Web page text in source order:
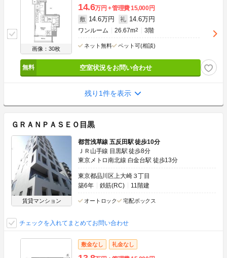
画像：30枚
14.6万円 管理費15,000円
敷 14.6万円 礼 14.6万円
ワンルーム 26.67m2 3階
ネット無料 ペット可(相談)
空室状況をお問い合わせ
残り1件を表示
ＧＲＡＮＰＡＳＥＯ目黒
賃貸マンション
都営浅草線 五反田駅 徒歩10分
ＪＲ山手線 目黒駅 徒歩8分
東京メトロ南北線 白金台駅 徒歩13分
東京都品川区上大崎３丁目
築6年
鉄筋(RC) 11階建
オートロック 宅配ボックス
チェックを入れてまとめてお問い合わせ
敷金なし 礼金なし